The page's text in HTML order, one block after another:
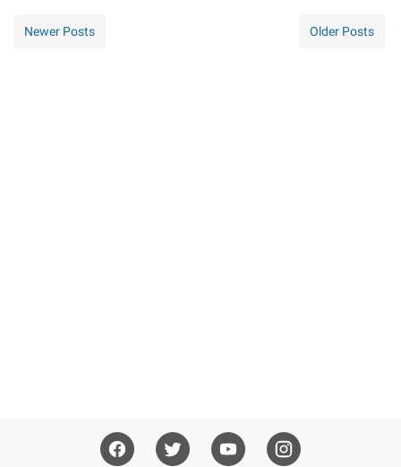
Newer Posts Older Posts